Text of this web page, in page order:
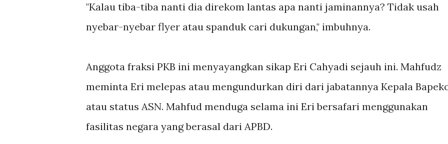
"Kalau tiba-tiba nanti dia direkom lantas apa nanti jaminannya? Tidak usah
nyebar-nyebar flyer atau spanduk cari dukungan," imbuhnya.
Anggota fraksi PKB ini menyayangkan sikap Eri Cahyadi sejauh ini. Mahfudz
meminta Eri melepas atau mengundurkan diri dari jabatannya Kepala
atau status ASN. Mahfud menduga selama ini Eri bersafari menggunakan
fasilitas negara yang berasal dari APBD.